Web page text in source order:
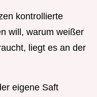
kontrollierte
will, warum weißer
liegt es an der
eigene Saft